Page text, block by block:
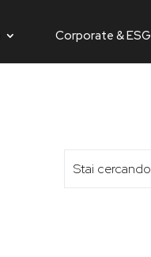
Corporate & ESG